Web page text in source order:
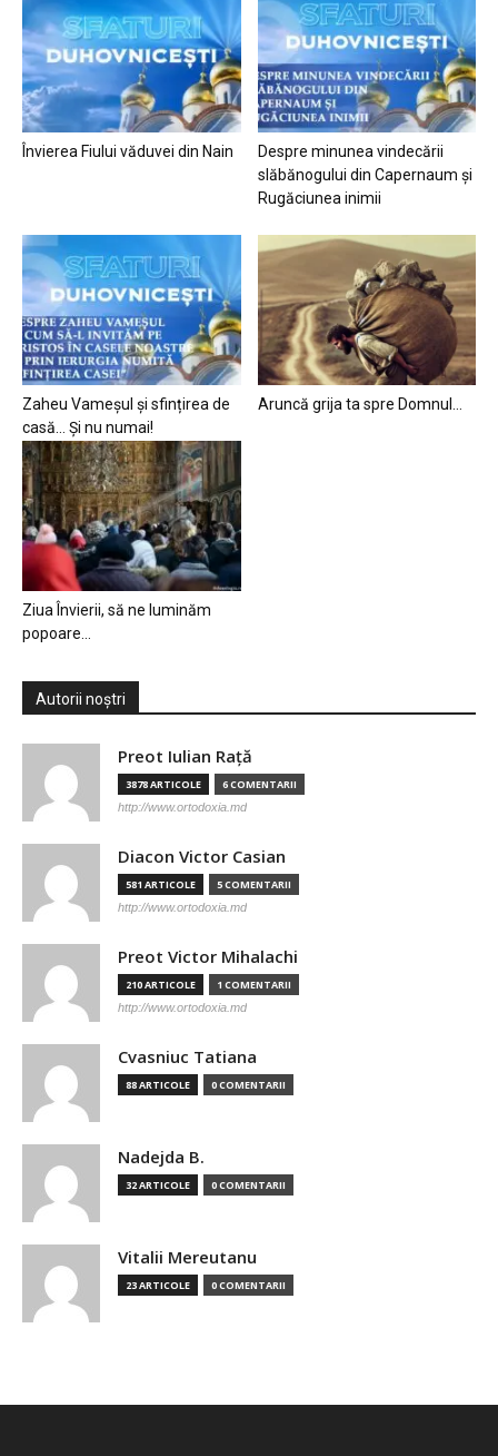
Învierea Fiului văduvei din Nain
Despre minunea vindecării
slăbănogului din Capernaum și
Rugăciunea inimii
Zaheu Vameșul și sfințirea de
casă… Și nu numai!
Aruncă grija ta spre Domnul…
Ziua Învierii, să ne luminăm
popoare…
Autorii noștri
Preot Iulian Raţă
3878 ARTICOLE 6 COMENTARII
http://www.ortodoxia.md
Diacon Victor Casian
581 ARTICOLE 5 COMENTARII
http://www.ortodoxia.md
Preot Victor Mihalachi
210 ARTICOLE 1 COMENTARII
http://www.ortodoxia.md
Cvasniuc Tatiana
88 ARTICOLE 0 COMENTARII
Nadejda B.
32 ARTICOLE 0 COMENTARII
Vitalii Mereutanu
23 ARTICOLE 0 COMENTARII